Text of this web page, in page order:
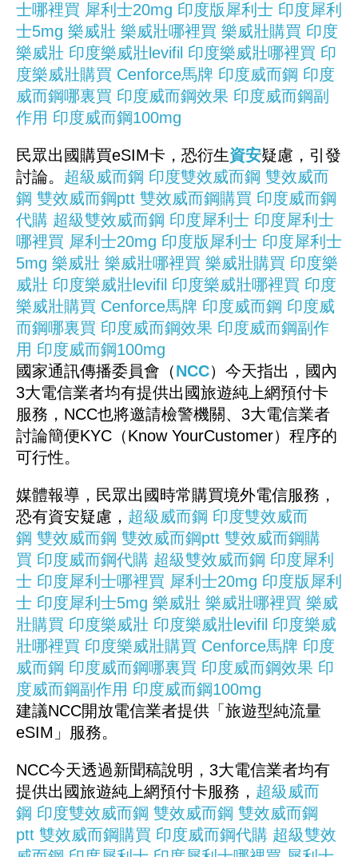
士哪裡買 犀利士20mg 印度版犀利士 印度犀利
士5mg 樂威壯 樂威壯哪裡買 樂威壯購買 印度
樂威壯 印度樂威壯levifil 印度樂威壯哪裡買 印
度樂威壯購買 Cenforce馬牌 印度威而鋼 印度
威而鋼哪裏買 印度威而鋼效果 印度威而鋼副
作用 印度威而鋼100mg
民眾出國購買eSIM卡，恐衍生資安疑慮，引發
討論。 超級威而鋼 印度雙效威而鋼 雙效威而
鋼 雙效威而鋼ptt 雙效威而鋼購買 印度威而鋼
代購 超級雙效威而鋼 印度犀利士 印度犀利士
哪裡買 犀利士20mg 印度版犀利士 印度犀利士
5mg 樂威壯 樂威壯哪裡買 樂威壯購買 印度樂
威壯 印度樂威壯levifil 印度樂威壯哪裡買 印度
樂威壯購買 Cenforce馬牌 印度威而鋼 印度威
而鋼哪裏買 印度威而鋼效果 印度威而鋼副作
用 印度威而鋼100mg
國家通訊傳播委員會（NCC）今天指出，國內
3大電信業者均有提供出國旅遊純上網預付卡
服務，NCC也將邀請檢警機關、3大電信業者
討論簡便KYC（Know YourCustomer）程序的
可行性。
媒體報導，民眾出國時常購買境外電信服務，
恐有資安疑慮， 超級威而鋼 印度雙效威而
鋼 雙效威而鋼 雙效威而鋼ptt 雙效威而鋼購
買 印度威而鋼代購 超級雙效威而鋼 印度犀利
士 印度犀利士哪裡買 犀利士20mg 印度版犀利
士 印度犀利士5mg 樂威壯 樂威壯哪裡買 樂威
壯購買 印度樂威壯 印度樂威壯levifil 印度樂威
壯哪裡買 印度樂威壯購買 Cenforce馬牌 印度
威而鋼 印度威而鋼哪裏買 印度威而鋼效果 印
度威而鋼副作用 印度威而鋼100mg
建議NCC開放電信業者提供「旅遊型純流量
eSIM」服務。
NCC今天透過新聞稿說明，3大電信業者均有
提供出國旅遊純上網預付卡服務， 超級威而
鋼 印度雙效威而鋼 雙效威而鋼 雙效威而鋼
ptt 雙效威而鋼購買 印度威而鋼代購 超級雙效